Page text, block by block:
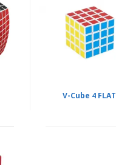
V-Cube 4 FLAT